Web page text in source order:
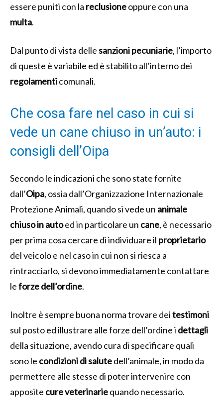
essere puniti con la reclusioneoppure con una
multa.
Dal punto di vista dellesanzioni pecuniarie, l’importo
di queste è variabile ed è stabilito all’interno dei
regolamenticomunali.
Che cosa fare nel caso in cui si
vede un cane chiuso in un’auto: i
consigli dell’Oipa
Secondo le indicazioni che sono state fornite
dall’Oipa, ossia dall’Organizzazione Internazionale
Protezione Animali, quando si vede un animale
chiuso in autoed in particolare un cane, è necessario
per prima cosa cercare di individuare il proprietario
del veicolo e nel caso in cui non si riesca a
rintracciarlo, si devono immediatamente contattare
leforze dell’ordine.
Inoltre è sempre buona norma trovare deitestimoni
sul posto ed illustrare alle forze dell’ordine i dettagli
della situazione, avendo cura di specificare quali
sono le condizioni di salutedell’animale, in modo da
permettere alle stesse di poter intervenire con
apposite cure veterinariequando necessario.